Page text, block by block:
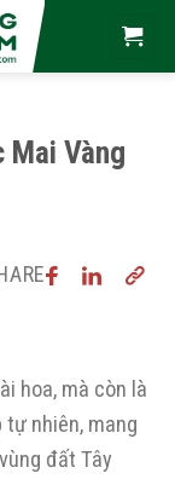
Mai Vàng
hoa, mà còn là
nhiên, mang
đất Tây